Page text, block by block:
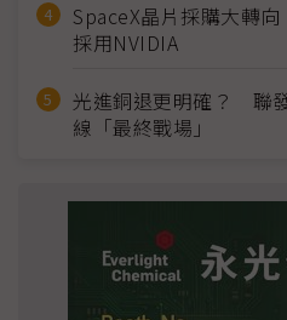
SpaceX晶片採購大轉
採用NVIDIA
光進銅退更明確？ 聯
線「最終戰場」